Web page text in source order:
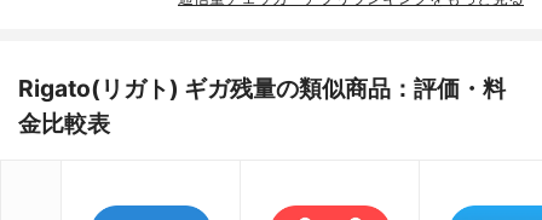
Rigato(リガト) ギガ残‪量‬の類似商品：評価・料
金比較表